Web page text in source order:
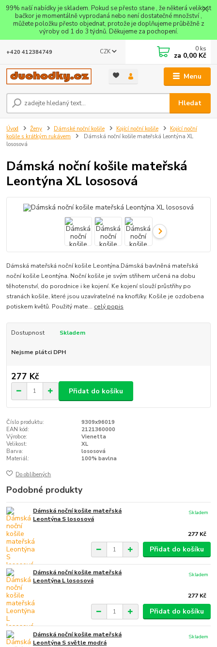
99% naší nabídky je skladem. Pokud se přesto stane , že některá velikost
bačkor je momentálně vyprodaná nebo není dostatečné množství ,
můžete položku přesto objednat, protože je doplňujeme průběžně z
výroby od 1 do 3 týdnů. Děkujeme za pochopení.
Menu
CZK
Hledat
+420 412384749 0 ks
za 0,00 Kč
Úvod Ženy Dámské noční košile Kojící noční košile
Kojící noční
košile s krátkým rukávem
Dámská noční košile mateřská Leontýna XL
lososová
Dámská noční košile mateřská
Leontýna XL lososová
Dámská mateřská noční košile Leontýna.Dámská bavlněná mateřská
noční košile Leontýna. Noční košile je svým střihem určená na dobu
těhotenství, do porodnice i ke kojení. Ke kojení slouží průstřihy po
stranách košile, které jsou uzavíratelné na knoflíky. Košile je ozdobena
potiskem květů. Použitý mate... celý popis
Dostupnost Skladem
Nejsme plátci DPH
277 Kč
Přidat do košíku
Číslo produktu:
9309x96019
EAN kód:
2121360000
Výrobce:
Vienetta
Velikost:
XL
Barva:
lososová
Materiál:
100% bavlna
Do oblíbených
Podobné produkty
Dámská noční košile mateřská
Leontýna S lososová
277 Kč
Skladem
Přidat do košíku
Dámská noční košile mateřská
Leontýna L lososová
277 Kč
Skladem
Přidat do košíku
Dámská noční košile mateřská
Leontýna S světle modrá
Skladem